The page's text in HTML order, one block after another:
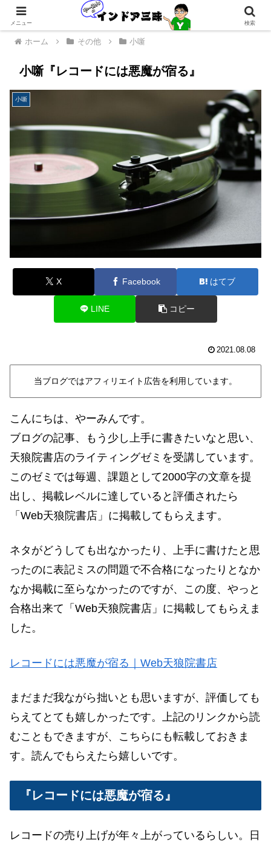
ホーム その他 小噺
小噺『レコードには悪魔が宿る』
小噺
X Facebook はてブ
LINE コピー
2021.08.08
当ブログではアフィリエイト広告を利用しています。
こんにちは、やーみんです。
ブログの記事、もう少し上手に書きたいなと思い、
天狼院書店のライティングゼミを受講しています。
このゼミでは毎週、課題として2000字の文章を提
出し、掲載レベルに達していると評価されたら
「Web天狼院書店」に掲載してもらえます。
ネタがどうしても出なかったり、上手に書けたと思
ったのに表記ミスの問題で不合格になったりとなか
なか掲載に至らなかったのですが、この度、やっと
合格出来て「Web天狼院書店」に掲載してもらえま
した。
レコードには悪魔が宿る｜Web天狼院書店
まだまだ我ながら拙いとも思いますが、評価しても
らえてとても嬉しかったです。
上記のリンクから読
むこともできますが、こちらにも転載しておきま
す。読んでもらえたら嬉しいです。
『レコードには悪魔が宿る』
レコードの売り上げが年々上がっているらしい。日
メニュー 検索